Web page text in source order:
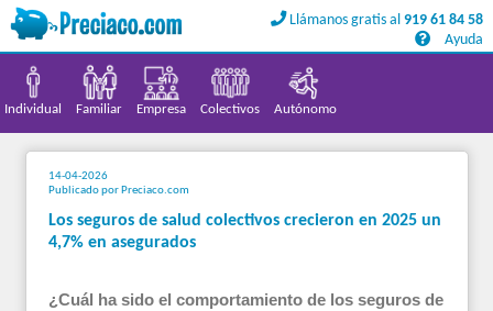
Llámanos gratis al919 61 84 58
Ayuda
Llámanos gratis al
919 61 84 58
Ayuda
Individual Familiar Empresa Colectivos Autónomo
14-04-2026
Publicado por Preciaco.com
Los seguros de salud colectivos crecieron en 2025 un
4,7% en asegurados
¿Cuál ha sido el comportamiento de los seguros de